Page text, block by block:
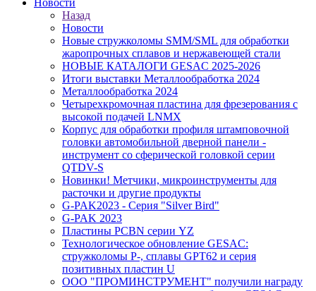
Новости
Назад
Новости
Новые стружколомы SMM/SML для обработки
жаропрочных сплавов и нержавеющей стали
НОВЫЕ КАТАЛОГИ GESAC 2025-2026
Итоги выставки Металлообработка 2024
Металлообработка 2024
Четырехкромочная пластина для фрезерования с
высокой подачей LNMX
Корпус для обработки профиля штамповочной
головки автомобильной дверной панели -
инструмент со сферической головкой серии
QTDV-S
Новинки! Метчики, микроинструменты для
расточки и другие продукты
G-PAK2023 - Серия "Silver Bird"
G-PAK 2023
Пластины PCBN серии YZ
Технологическое обновление GESAC:
стружколомы P-, сплавы GPT62 и серия
позитивных пластин U
ООО "ПРОМИНСТРУМЕНТ" получили награду